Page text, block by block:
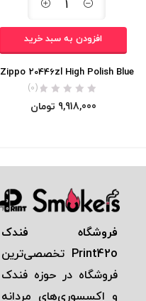
افزودن به سبد خرید
Zippo 20446zl High Polish Blue
(0)
9,918,000 تومان
فروشگاه فندک
Print42o تخصصی‌ترين
فروشگاه در حوزه فندک
و اكسسوری‌های مردانه